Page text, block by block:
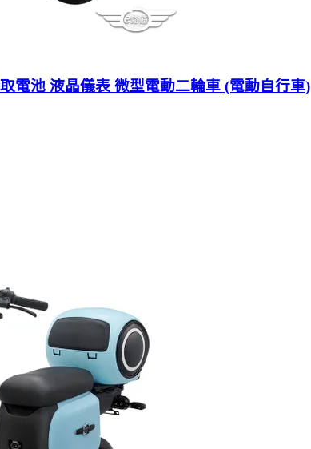
電池 液晶儀表 微型電動二輪車 (電動自行車)